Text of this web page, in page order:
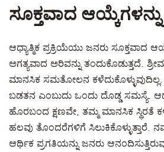
ಸೂಕ್ತವಾದ
ಆಧ್ಯಾತ್ಮಿಕ ಪ್ರಕ್ರಿಯೆಯು ಜನರು ಸೂಕ್ತವಾದ
ಅಗತ್ಯವಾದ ಅರಿವನ್ನು ತಂದುಕೊಡುತ್ತದೆ.
ಮಾನಸಿಕ ಸಮತೋಲನ
ಬಡತನ ಎಂಬುದು ಒಂದು ದೊಡ್ಡ ಸಮಸ್ಯೆ.
ಹೊರಬಂದ ಕ್ಷಣವೇ, ತಮ್ಮ ಮಾನಸಿಕ ಸ್ಥಿರತೆ
ಹಲವು ತೊಂದರೆಗಳಿಗೆ ಸಿಲುಕಿಕೊಳ್ಳುತ್ತಾರೆ.
ಆರ್ಥಿಕ ಪ್ರಗತಿಯನ್ನು ಜನರು